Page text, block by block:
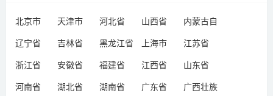
北京市 天津市 河北省 山西省
内蒙古自
治区
辽宁省 吉林省 黑龙江省 上海市
江苏省
浙江省
安徽省 福建省 江西省
山东省
河南省
湖北省 湖南省 广东省
广西壮族